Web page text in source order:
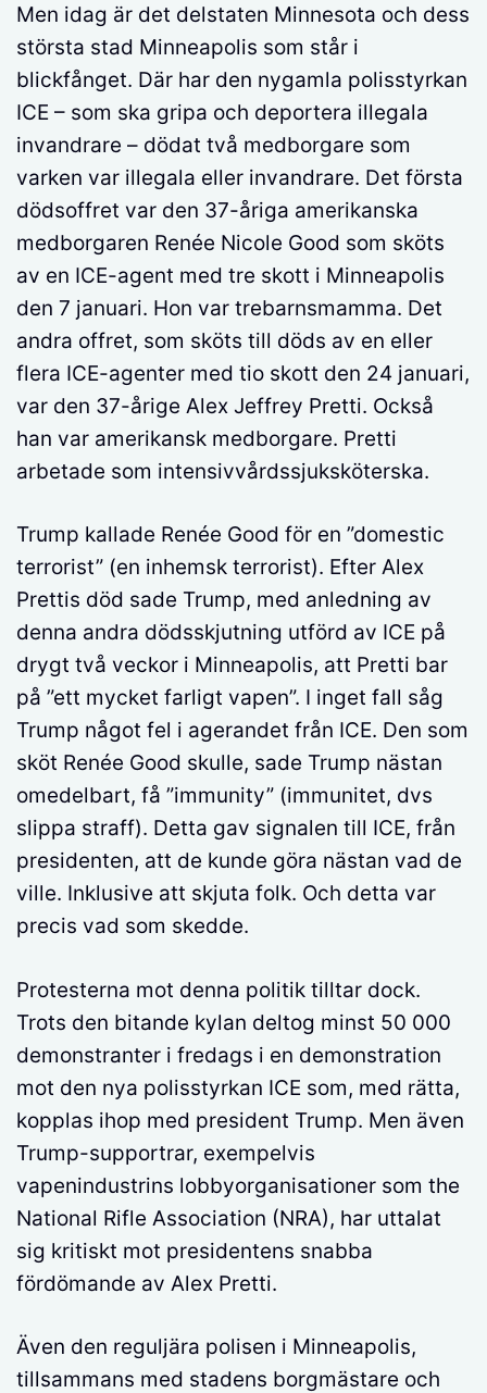
Men idag är det delstaten Minnesota och dess
största stad Minneapolis som står i
blickfånget. Där har den nygamla polisstyrkan
ICE – som ska gripa och deportera illegala
invandrare – dödat två medborgare som
varken var illegala eller invandrare. Det första
dödsoffret var den 37-åriga amerikanska
medborgaren Renée Nicole Good som sköts
av en ICE-agent med tre skott i Minneapolis
den 7 januari. Hon var trebarnsmamma. Det
andra offret, som sköts till döds av en eller
flera ICE-agenter med tio skott den 24 januari,
var den 37-årige Alex Jeffrey Pretti. Också
han var amerikansk medborgare. Pretti
arbetade som intensivvårdssjuksköterska.
Trump kallade Renée Good för en ”domestic
terrorist” (en inhemsk terrorist). Efter Alex
Prettis död sade Trump, med anledning av
denna andra dödsskjutning utförd av ICE på
drygt två veckor i Minneapolis, att Pretti bar
på ”ett mycket farligt vapen”. I inget fall såg
Trump något fel i agerandet från ICE. Den som
sköt Renée Good skulle, sade Trump nästan
omedelbart, få ”immunity” (immunitet, dvs
slippa straff). Detta gav signalen till ICE, från
presidenten, att de kunde göra nästan vad de
ville. Inklusive att skjuta folk. Och detta var
precis vad som skedde.
Protesterna mot denna politik tilltar dock.
Trots den bitande kylan deltog minst 50 000
demonstranter i fredags i en demonstration
mot den nya polisstyrkan ICE som, med rätta,
kopplas ihop med president Trump. Men även
Trump-supportrar, exempelvis
vapenindustrins lobbyorganisationer som the
National Rifle Association (NRA), har uttalat
sig kritiskt mot presidentens snabba
fördömande av Alex Pretti.
Även den reguljära polisen i Minneapolis,
tillsammans med stadens borgmästare och